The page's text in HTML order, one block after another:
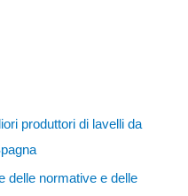
produttori di lavelli da
delle normative e delle